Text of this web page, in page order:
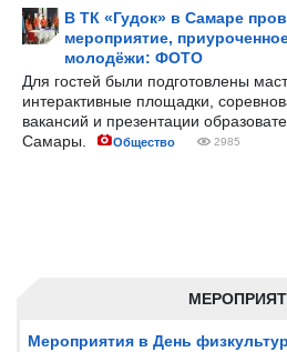
Мероприятия в День
В ТК «Гудок» в Самаре
мероприятие,
молодёжи: ФОТО
Для гостей были подготовлены
интерактивные площадки,
вакансий и презентации
Самары.
Общество 2985